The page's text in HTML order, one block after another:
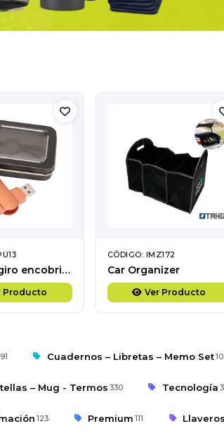
Pendrive giro encobrizado OTG USB 3.0 / Type C, 64GB
Producto
CÓDIGO: IMZ172
Car Organizer
Ver Producto
Cuadernos – Libretas – Memo Set
– Mug - Termos 330 Tecnología
123 Premium 111